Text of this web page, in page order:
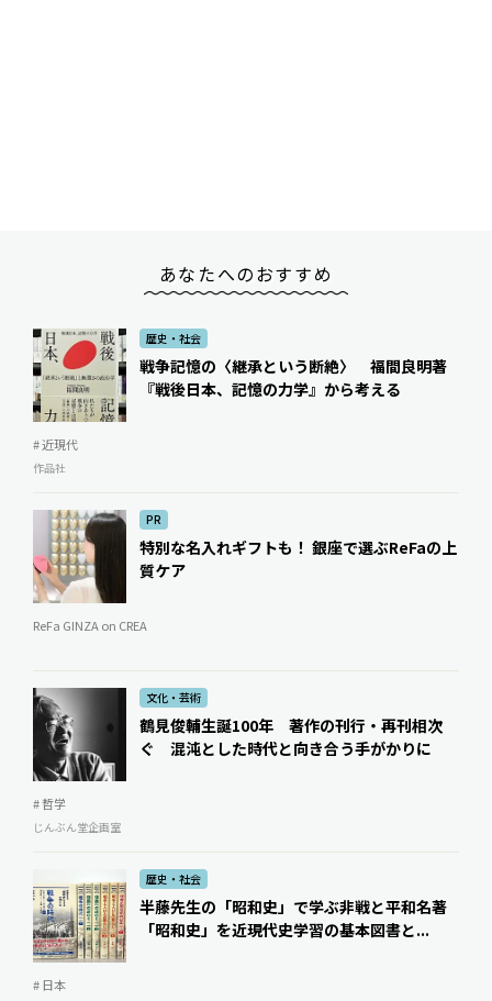
あなたへのおすすめ
歴史・社会
戦争記憶の〈継承という断絶〉 福間良明著
『戦後日本、記憶の力学』から考える
# 近現代
作品社
PR
特別な名入れギフトも！ 銀座で選ぶReFaの上
質ケア
ReFa GINZA on CREA
文化・芸術
鶴見俊輔生誕100年 著作の刊行・再刊相次
ぐ 混沌とした時代と向き合う手がかりに
# 哲学
じんぶん堂企画室
歴史・社会
半藤先生の「昭和史」で学ぶ非戦と平和――名著
「昭和史」を近現代史学習の基本図書と...
# 日本